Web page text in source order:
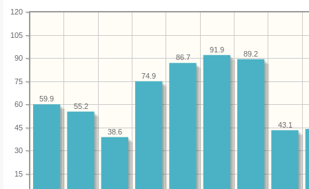
15
30
45
60
75
90
105
120
43.1
89.2
91.9
86.7
74.9
38.6
55.2
59.9